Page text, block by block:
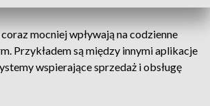
mocniej wpływają na codzienne
Przykładem są między innymi aplikacje
wspierające sprzedaż i obsługę